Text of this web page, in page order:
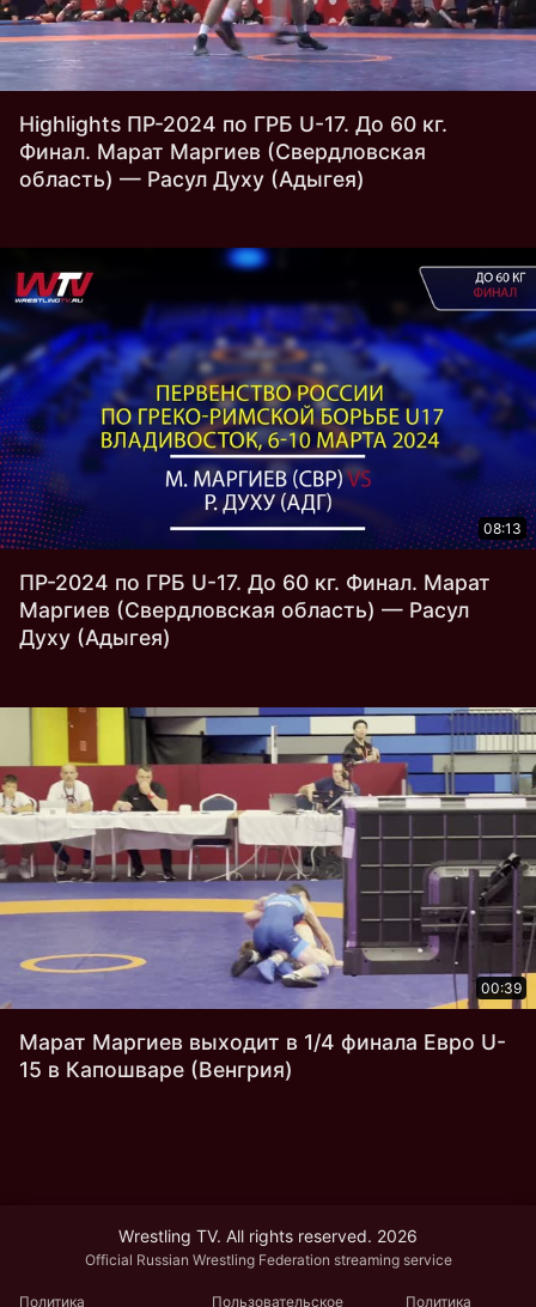
Highlights ПР-2024 по ГРБ U-17. До 60 кг.
Финал. Марат Маргиев (Свердловская
область) — Расул Духу (Адыгея)
08:13
ПР-2024 по ГРБ U-17. До 60 кг. Финал. Марат
Маргиев (Свердловская область) — Расул
Духу (Адыгея)
00:39
Марат Маргиев выходит в 1/4 финала Евро U-
15 в Капошваре (Венгрия)
Wrestling TV. All rights reserved. 2026
Official Russian Wrestling Federation streaming service
Политика Пользовательское Политика